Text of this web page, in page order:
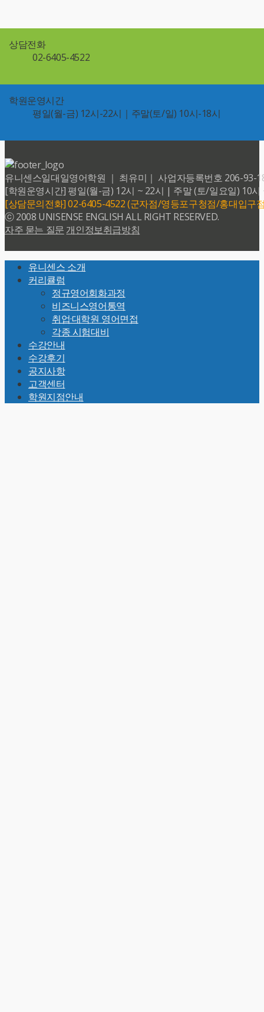
상담전화
02-6405-4522
학원운영시간
평일(월-금) 12시-22시｜주말(토/일) 10시-18시
유니센스일대일영어학원 ｜ 최유미｜ 사업자등록번호 206-93-
[학원운영시간] 평일(월-금) 12시 ~ 22시 | 주말 (토/일요일) 10시
[상담문의전화] 02-6405-4522 (군자점/영등포구청점/홍대입구
ⓒ 2008 UNISENSE ENGLISH ALL RIGHT RESERVED.
자주 묻는 질문 개인정보취급방침
Top
유니센스 소개
커리큘럼
정규영어회화과정
비즈니스영어통역
취업·대학원 영어면접
각종 시험대비
수강안내
수강후기
공지사항
고객센터
학원지점안내